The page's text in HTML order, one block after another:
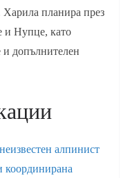
планира през
и Нупце, като
допълнителен
алпинист
координирана